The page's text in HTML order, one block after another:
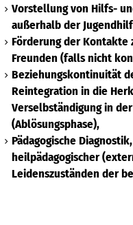
Vorstellung von Hilfs-
außerhalb der
Förderung der Kontakte
Freunden (falls nicht
Beziehungskontinuität
Reintegration in die
Verselbständigung in
(Ablösungsphase),
Pädagogische
heilpädagogischer
Leidenszuständen der